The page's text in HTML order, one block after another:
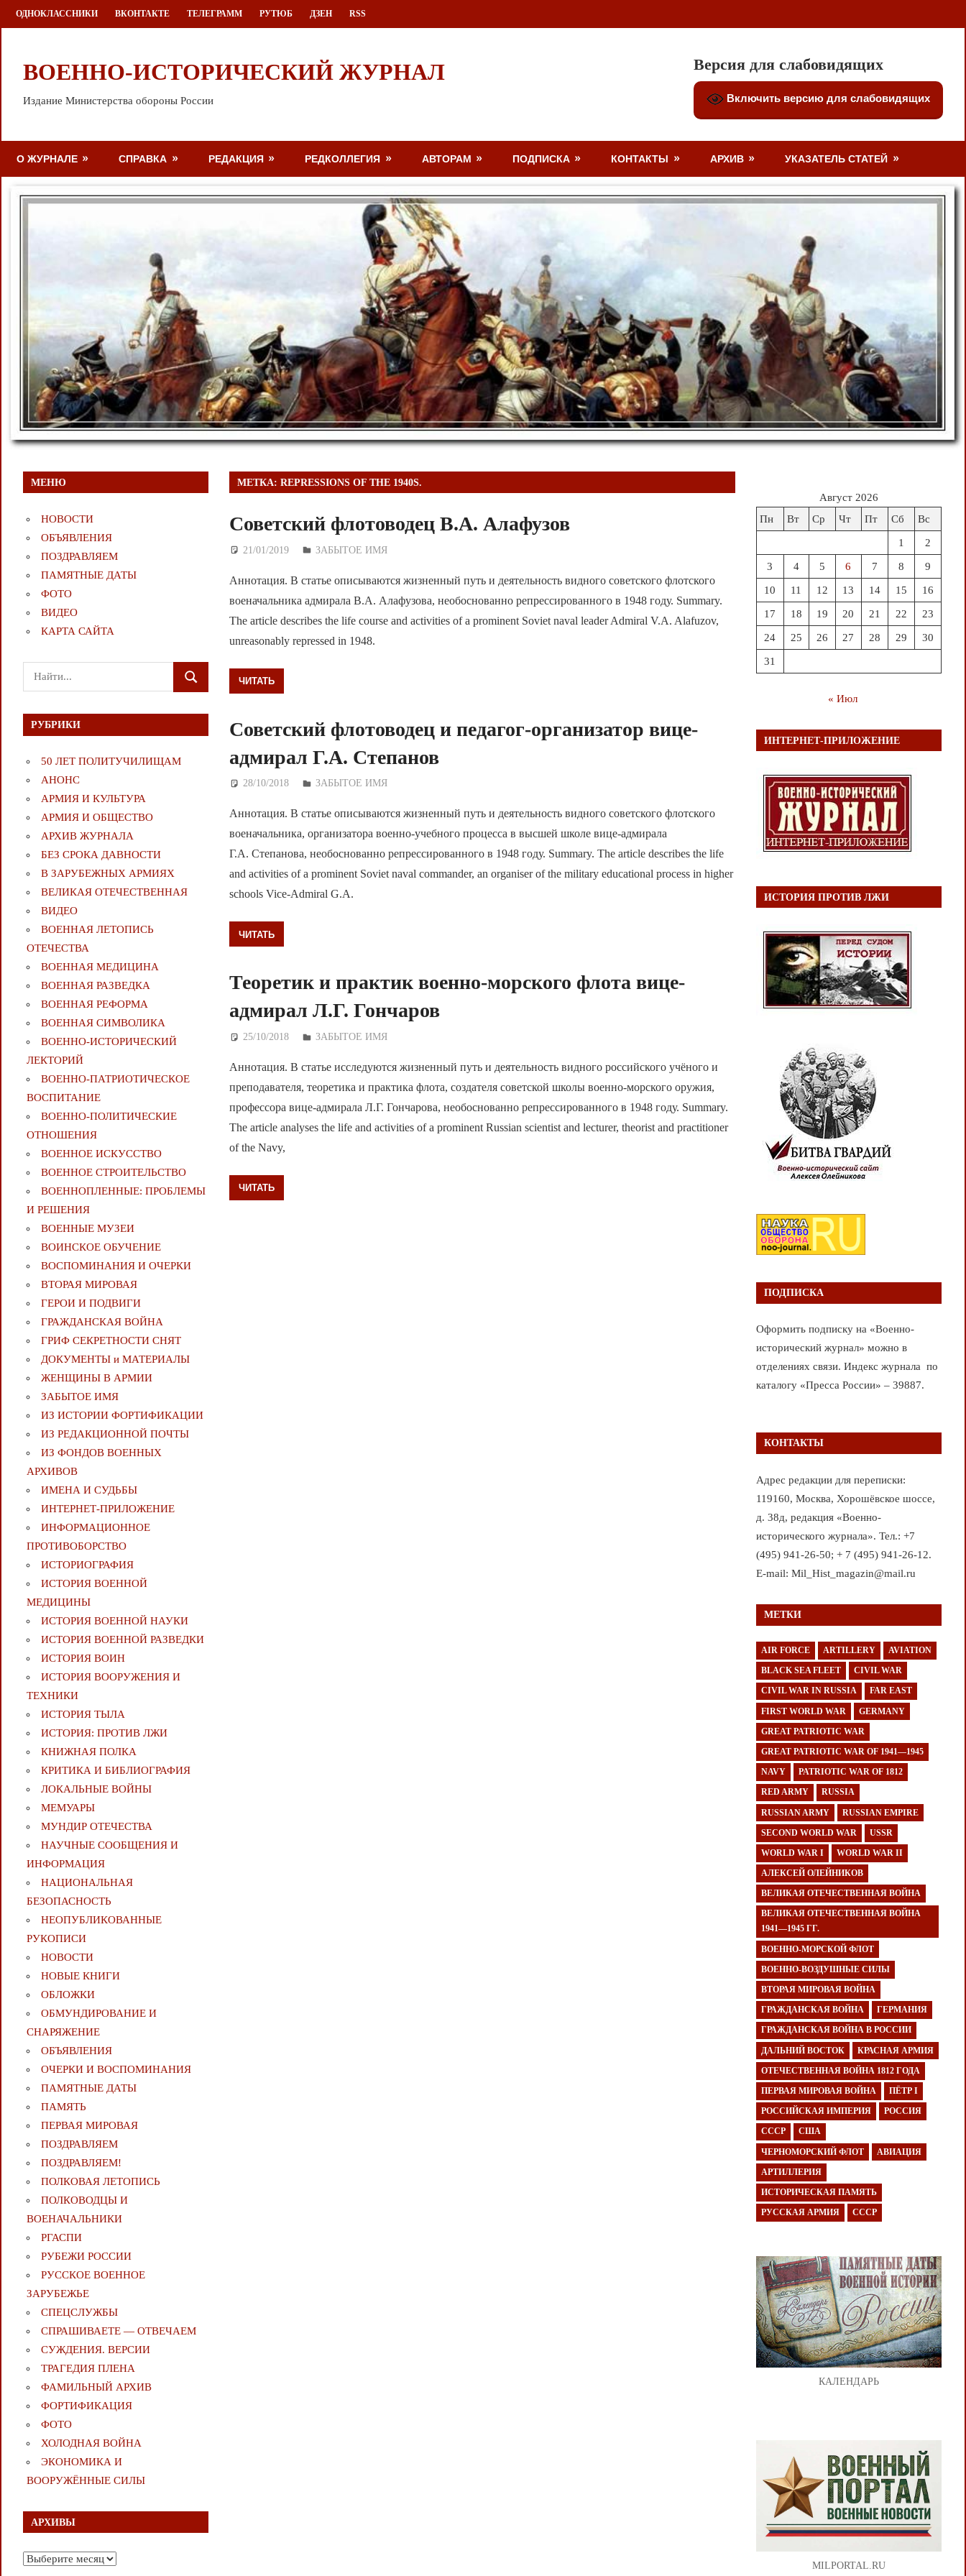
Перейти
к
ОДНОКЛАССНИКИ ВКОНТАКТЕ ТЕЛЕГРАММ РУТЮБ ДЗЕН RSS
ВОЕННО-ИСТОРИЧЕСКИЙ ЖУРНАЛ
Издание Министерства обороны России
Версия для слабовидящих
Включить версию для слабовидящих
О ЖУРНАЛЕ СПРАВКА РЕДАКЦИЯ РЕДКОЛЛЕГИЯ АВТОРАМ ПОДПИСКА КОНТАКТЫ АРХИВ УКАЗАТЕЛЬ СТАТЕЙ
МЕТКА:REPRESSIONS OF THE 1940S.
Советский флотоводец В.А. Алафузов
21/01/2019 Дежурный по Редакции
ЗАБЫТОЕ ИМЯ
Аннотация. В статье описываются жизненный путь и деятельность видного советского флотского
военачальника адмирала В.А. Алафузова, необоснованно репрессированного в 1948 году. Summary.
The article describes the life course and activities of a prominent Soviet naval leader Admiral V.A. Alafuzov,
unreasonably repressed in 1948.
ЧИТАТЬ
Советский флотоводец и педагог-организатор вице-
адмирал Г.А. Степанов
28/10/2018 Дежурный по Редакции
ЗАБЫТОЕ ИМЯ
Аннотация. В статье описываются жизненный путь и деятельность видного советского флотского
военачальника, организатора военно-учебного процесса в высшей школе вице-адмирала
Г.А. Степанова, необоснованно репрессированного в 1948 году. Summary. The article describes the life
and activities of a prominent Soviet naval commander, an organiser of the military educational process in higher
schools Vice-Admiral G.A.
ЧИТАТЬ
Теоретик и практик военно-морского флота вице-
адмирал Л.Г. Гончаров
25/10/2018 Дежурный по Редакции
ЗАБЫТОЕ ИМЯ
Аннотация. В статье исследуются жизненный путь и деятельность видного российского учёного и
преподавателя, теоретика и практика флота, создателя советской школы военно-морского оружия,
профессора вице-адмирала Л.Г. Гончарова, необоснованно репрессированного в 1948 году. Summary.
The article analyses the life and activities of a prominent Russian scientist and lecturer, theorist and practitioner
of the Navy,
ЧИТАТЬ
МЕНЮ
НОВОСТИ
ОБЪЯВЛЕНИЯ
ПОЗДРАВЛЯЕМ
ПАМЯТНЫЕ ДАТЫ
ФОТО
ВИДЕО
КАРТА САЙТА
Поиск
для:
ПОИСК
РУБРИКИ
50 ЛЕТ ПОЛИТУЧИЛИЩАМ
АНОНС
АРМИЯ И КУЛЬТУРА
АРМИЯ И ОБЩЕСТВО
АРХИВ ЖУРНАЛА
БЕЗ СРОКА ДАВНОСТИ
В ЗАРУБЕЖНЫХ АРМИЯХ
ВЕЛИКАЯ ОТЕЧЕСТВЕННАЯ
ВИДЕО
ВОЕННАЯ ЛЕТОПИСЬ
ОТЕЧЕСТВА
ВОЕННАЯ МЕДИЦИНА
ВОЕННАЯ РАЗВЕДКА
ВОЕННАЯ РЕФОРМА
ВОЕННАЯ СИМВОЛИКА
ВОЕННО-ИСТОРИЧЕСКИЙ
ЛЕКТОРИЙ
ВОЕННО-ПАТРИОТИЧЕСКОЕ
ВОСПИТАНИЕ
ВОЕННО-ПОЛИТИЧЕСКИE
ОТНОШЕНИЯ
ВОЕННОЕ ИСКУССТВО
ВОЕННОЕ СТРОИТЕЛЬСТВО
ВОЕННОПЛЕННЫЕ: ПРОБЛЕМЫ
И РЕШЕНИЯ
ВОЕННЫЕ МУЗЕИ
ВОИНСКОЕ ОБУЧЕНИЕ
ВОСПОМИНАНИЯ И ОЧЕРКИ
ВТОРАЯ МИРОВАЯ
ГЕРОИ И ПОДВИГИ
ГРАЖДАНСКАЯ ВОЙНА
ГРИФ СЕКРЕТНОСТИ СНЯТ
ДОКУМЕНТЫ и МАТЕРИАЛЫ
ЖЕНЩИНЫ В АРМИИ
ЗАБЫТОЕ ИМЯ
ИЗ ИСТОРИИ ФОРТИФИКАЦИИ
ИЗ РЕДАКЦИОННОЙ ПОЧТЫ
ИЗ ФОНДОВ ВОЕННЫХ
АРХИВОВ
ИМЕНА И СУДЬБЫ
ИНТЕРНЕТ-ПРИЛОЖЕНИЕ
ИНФОРМАЦИОННОЕ
ПРОТИВОБОРСТВО
ИСТОРИОГРАФИЯ
ИСТОРИЯ ВОЕННОЙ
МЕДИЦИНЫ
ИСТОРИЯ ВОЕННОЙ НАУКИ
ИСТОРИЯ ВОЕННОЙ РАЗВЕДКИ
ИСТОРИЯ ВОИН
ИСТОРИЯ ВООРУЖЕНИЯ И
ТЕХНИКИ
ИСТОРИЯ ТЫЛА
ИСТОРИЯ: ПРОТИВ ЛЖИ
КНИЖНАЯ ПОЛКА
КРИТИКА И БИБЛИОГРАФИЯ
ЛОКАЛЬНЫЕ ВОЙНЫ
МЕМУАРЫ
МУНДИР ОТЕЧЕСТВА
НАУЧНЫЕ СООБЩЕНИЯ И
ИНФОРМАЦИЯ
НАЦИОНАЛЬНАЯ
БЕЗОПАСНОСТЬ
НЕОПУБЛИКОВАННЫЕ
РУКОПИСИ
НОВОСТИ
НОВЫЕ КНИГИ
ОБЛОЖКИ
ОБМУНДИРОВАНИЕ И
СНАРЯЖЕНИЕ
ОБЪЯВЛЕНИЯ
ОЧЕРКИ И ВОСПОМИНАНИЯ
ПАМЯТНЫЕ ДАТЫ
ПАМЯТЬ
ПЕРВАЯ МИРОВАЯ
ПОЗДРАВЛЯЕМ
ПОЗДРАВЛЯЕМ!
ПОЛКОВАЯ ЛЕТОПИСЬ
ПОЛКОВОДЦЫ И
ВОЕНАЧАЛЬНИКИ
РГАСПИ
РУБЕЖИ РОССИИ
РУССКОЕ ВОЕННОЕ
ЗАРУБЕЖЬЕ
СПЕЦСЛУЖБЫ
СПРАШИВАЕТЕ — ОТВЕЧАЕМ
СУЖДЕНИЯ. ВЕРСИИ
ТРАГЕДИЯ ПЛЕНА
ФАМИЛЬНЫЙ АРХИВ
ФОРТИФИКАЦИЯ
ФОТО
ХОЛОДНАЯ ВОЙНА
ЭКОНОМИКА И
ВООРУЖЁННЫЕ СИЛЫ
АРХИВЫ
Архивы
Август 2026
Пн
Вт Ср Чт Пт Сб Вс
1 2
3 4 5 6 7 8 9
10 11 12 13 14 15 16
17 18 19 20 21 22 23
24 25 26 27 28 29 30
31
« Июл
ИНТЕРНЕТ-ПРИЛОЖЕНИЕ
ИСТОРИЯ ПРОТИВ ЛЖИ
ПОДПИСКА
Оформить подписку на «Военно-
исторический журнал» можно в
отделениях связи. Индекс журнала по
каталогу «Пресса России» – 39887.
КОНТАКТЫ
Адрес редакции для переписки:
119160, Москва, Хорошёвское шоссе,
д. 38д, редакция «Военно-
исторического журнала». Тел.: +7
(495) 941-26-50; + 7 (495) 941-26-12.
E-mail: Mil_Hist_magazin@mail.ru
МЕТКИ
AIR FORCE ARTILLERY AVIATION
BLACK SEA FLEET CIVIL WAR
CIVIL WAR IN RUSSIA FAR EAST
FIRST WORLD WAR GERMANY
GREAT PATRIOTIC WAR
GREAT PATRIOTIC WAR OF 1941—1945
NAVY PATRIOTIC WAR OF 1812
RED ARMY RUSSIA
RUSSIAN ARMY RUSSIAN EMPIRE
SECOND WORLD WAR USSR
WORLD WAR I WORLD WAR II
АЛЕКСЕЙ ОЛЕЙНИКОВ
ВЕЛИКАЯ ОТЕЧЕСТВЕННАЯ ВОЙНА
ВЕЛИКАЯ ОТЕЧЕСТВЕННАЯ ВОЙНА
1941—1945 ГГ.
ВОЕННО-МОРСКОЙ ФЛОТ
ВОЕННО-ВОЗДУШНЫЕ СИЛЫ
ВТОРАЯ МИРОВАЯ ВОЙНА
ГРАЖДАНСКАЯ ВОЙНА ГЕРМАНИЯ
ГРАЖДАНСКАЯ ВОЙНА В РОССИИ
ДАЛЬНИЙ ВОСТОК КРАСНАЯ АРМИЯ
ОТЕЧЕСТВЕННАЯ ВОЙНА 1812 ГОДА
ПЕРВАЯ МИРОВАЯ ВОЙНА ПЁТР I
РОССИЙСКАЯ ИМПЕРИЯ РОССИЯ
СССР США
ЧЕРНОМОРСКИЙ ФЛОТ АВИАЦИЯ
АРТИЛЛЕРИЯ
ИСТОРИЧЕСКАЯ ПАМЯТЬ
РУССКАЯ АРМИЯ СССР
КАЛЕНДАРЬ
MILPORTAL.RU